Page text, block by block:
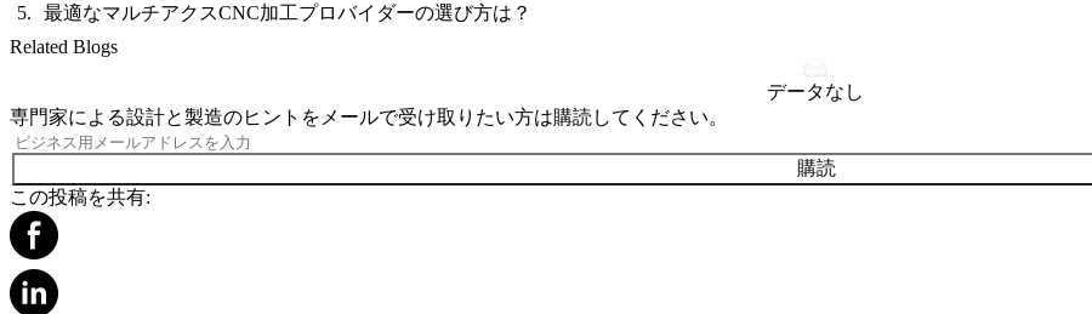
最適なマルチアクスCNC加工プロバイダーの選び方は？
Related Blogs
データなし
専門家による設計と製造のヒントをメールで受け取りたい方は購読してください。
購読
この投稿を共有: